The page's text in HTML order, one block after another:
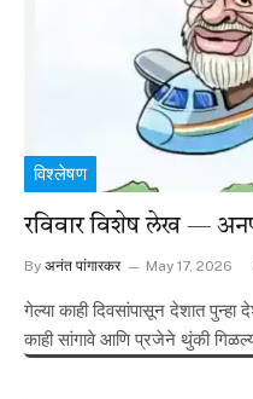
विश्लेषण
रविवार विशेष लेख —
By अनंत पांगारकर May 17, 2026
गेल्या काही दिवसांपासून देशात
काही सांगावे आणि प्रजेने थुंकी